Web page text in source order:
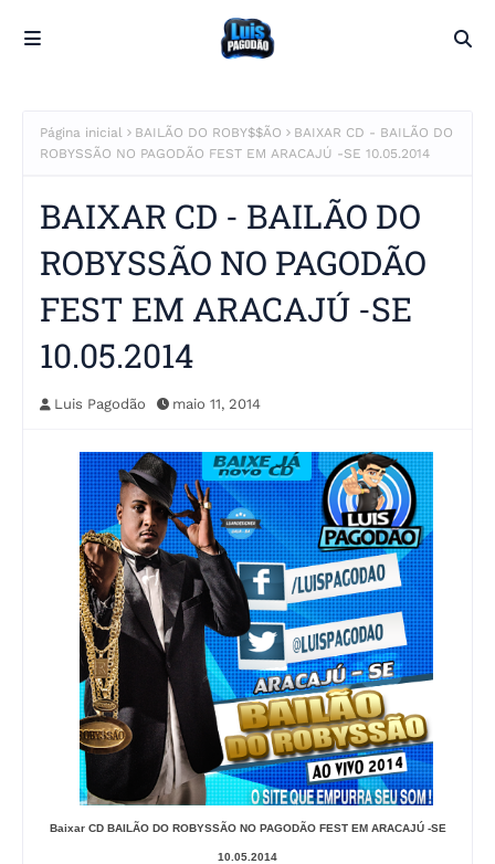
Página inicial BAILÃO DO ROBY$$ÃO
BAIXAR CD - BAILÃO DO
ROBYSSÃO NO PAGODÃO FEST EM ARACAJÚ -SE 10.05.2014
BAIXAR CD - BAILÃO DO
ROBYSSÃO NO PAGODÃO
FEST EM ARACAJÚ -SE
10.05.2014
Luis Pagodão maio 11, 2014
Baixar CD BAILÃO DO ROBYSSÃO NO PAGODÃO FEST EM ARACAJÚ -SE
10.05.2014